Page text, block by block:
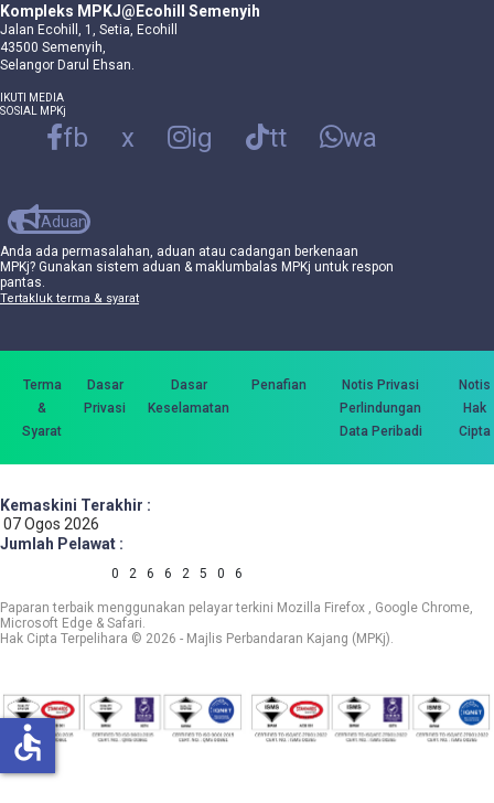
Kompleks MPKJ@Ecohill Semenyih
Jalan Ecohill, 1, Setia, Ecohill
43500 Semenyih,
Selangor Darul Ehsan.
IKUTI MEDIA
SOSIAL MPKj
fb x ig tt wa
Aduan
Anda ada permasalahan, aduan atau cadangan berkenaan
MPKj? Gunakan sistem aduan & maklumbalas MPKj untuk respon
pantas.
Tertakluk terma & syarat
Terma
&
Syarat
Dasar
Privasi
Dasar
Keselamatan
Penafian
Notis Privasi
Perlindungan
Data Peribadi
Notis
Hak
Cipta
Kemaskini Terakhir :
07 Ogos 2026
Jumlah Pelawat :
0 2 6 6 2 5 0 6
Paparan terbaik menggunakan pelayar terkini Mozilla Firefox , Google Chrome,
Microsoft Edge & Safari.
Hak Cipta Terpelihara © 2026 - Majlis Perbandaran Kajang (MPKj).
accessible